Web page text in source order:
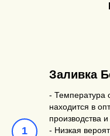
Заливка
- Температура
находится в
производства
- Низкая